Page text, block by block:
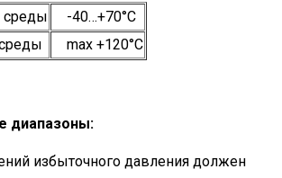
-40…+70°С
maх +120°С
диапазоны:
избыточного давления должен